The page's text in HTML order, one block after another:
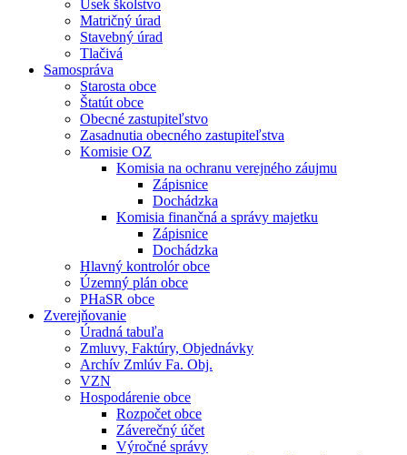
Úsek školstvo
Matričný úrad
Stavebný úrad
Tlačivá
Samospráva
Starosta obce
Štatút obce
Obecné zastupiteľstvo
Zasadnutia obecného zastupiteľstva
Komisie OZ
Komisia na ochranu verejného záujmu
Zápisnice
Dochádzka
Komisia finančná a správy majetku
Zápisnice
Dochádzka
Hlavný kontrolór obce
Územný plán obce
PHaSR obce
Zverejňovanie
Úradná tabuľa
Zmluvy, Faktúry, Objednávky
Archív Zmlúv Fa. Obj.
VZN
Hospodárenie obce
Rozpočet obce
Záverečný účet
Výročné správy